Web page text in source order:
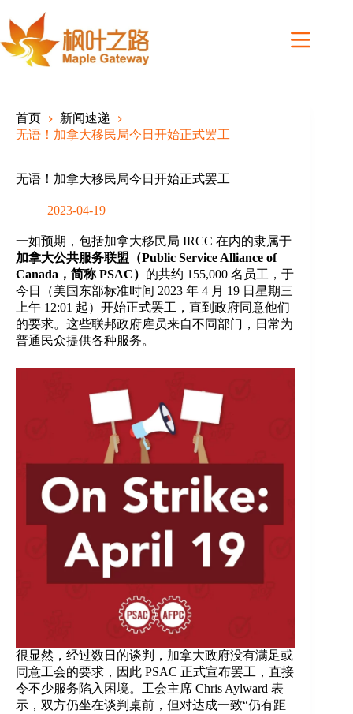
content
首页
新闻速递
无语！加拿大移民局今日开始正式罢工
无语！加拿大移民局今日开始正式罢工
2023-04-19
一如预期，包括加拿大移民局 IRCC 在内的隶属于
加拿大公共服务联盟（Public Service Alliance of
Canada，简称 PSAC） 的共约 155,000 名员工，于
今日（美国东部标准时间 2023 年 4 月 19 日星期三
上午 12:01 起）开始正式罢工，直到政府同意他们
的要求。这些联邦政府雇员来自不同部门，日常为
普通民众提供各种服务。
很显然，经过数日的谈判，加拿大政府没有满足或
同意工会的要求，因此 PSAC 正式宣布罢工，直接
令不少服务陷入困境。工会主席 Chris Aylward 表
示，双方仍坐在谈判桌前，但对达成一致“仍有距